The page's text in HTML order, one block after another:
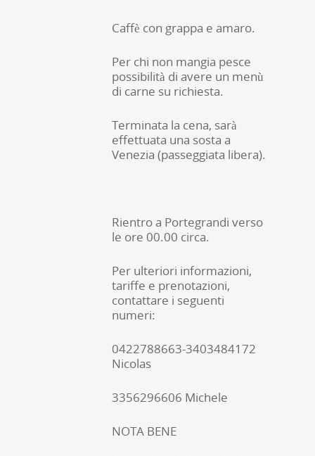
Caffè con grappa e amaro.
Per chi non mangia pesce
possibilità di avere un menù
di carne su richiesta.
Terminata la cena, sarà
effettuata una sosta a
Venezia (passeggiata libera).
Rientro a Portegrandi verso
le ore 00.00 circa.
Per ulteriori informazioni,
tariffe e prenotazioni,
contattare i seguenti
numeri:
0422788663-3403484172
Nicolas
3356296606 Michele
NOTA BENE